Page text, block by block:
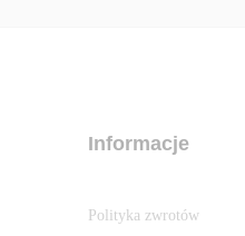
Informacje
Polityka zwrotów